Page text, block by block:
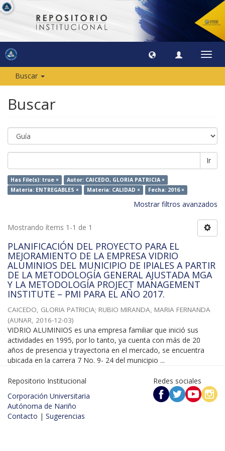
Buscar
Buscar
Ir
Has File(s): true ×
Autor: CAICEDO, GLORIA PATRICIA ×
Materia: ENTREGABLES ×
Materia: CALIDAD × Fecha: 2016 ×
Mostrar filtros avanzados
Mostrando ítems 1-1 de 1
PLANIFICACIÓN DEL PROYECTO PARA EL
MEJORAMIENTO DE LA EMPRESA VIDRIO
ALUMINIOS DEL MUNICIPIO DE IPIALES A PARTIR
DE LA METODOLOGÍA GENERAL AJUSTADA MGA
Y LA METODOLOGÍA PROJECT MANAGEMENT
INSTITUTE – PMI PARA EL AÑO 2017.
CAICEDO, GLORIA PATRICIA; RUBIO MIRANDA, MARIA FERNANDA
(AUNAR, 2016-12-03)
VIDRIO ALUMINIOS es una empresa familiar que inició sus
actividades en 1995, por lo tanto, ya cuenta con más de 20
años de presencia y trayectoria en el mercado, se encuentra
ubicada en la carrera 7 No. 9- 24 del municipio ...
Repositorio Institucional
Corporación Universitaria
Autónoma de Nariño
Contacto | Sugerencias
Redes sociales